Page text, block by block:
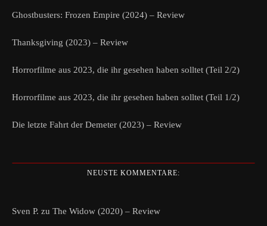
Ghostbusters: Frozen Empire (2024) – Review
Thanksgiving (2023) – Review
Horrorfilme aus 2023, die ihr gesehen haben solltet (Teil 2/2)
Horrorfilme aus 2023, die ihr gesehen haben solltet (Teil 1/2)
Die letzte Fahrt der Demeter (2023) – Review
NEUSTE KOMMENTARE:
Sven P. zu The Widow (2020) – Review